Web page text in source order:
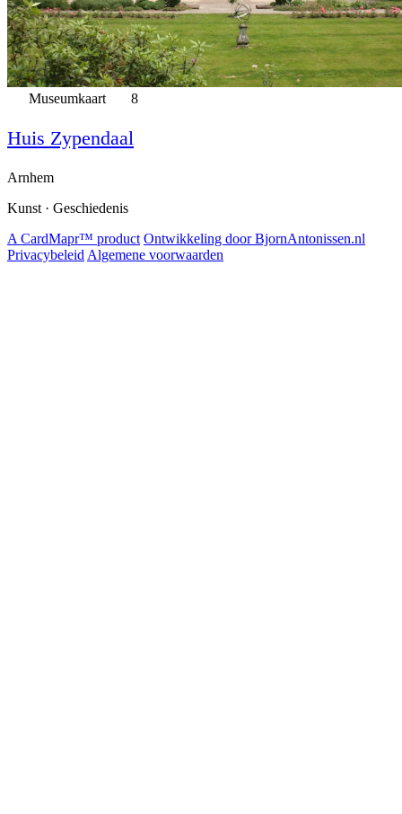
Museumkaart 8
Huis Zypendaal
Arnhem
Kunst · Geschiedenis
A CardMapr™ product Ontwikkeling door BjornAntonissen.nl
Privacybeleid Algemene voorwaarden